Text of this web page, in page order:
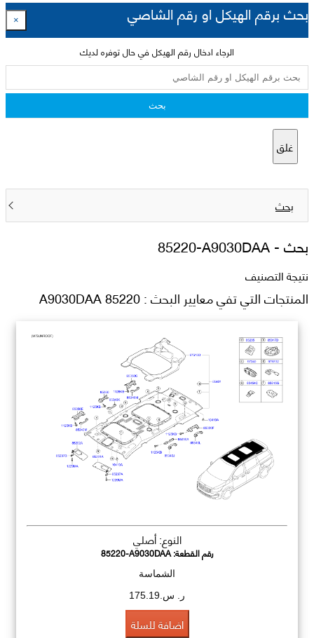
بحث برقم الهيكل او رقم الشاصي ×
الرجاء ادخال رقم الهيكل في حال توفره لديك
بحث
غلق
بحث
بحث -85220-A9030DAA
نتيجة التصنيف
المنتجات التي تفي معايير البحث : 85220 A9030DAA
النوع: أصلي
رقم القطعة:85220-A9030DAA
الشماسة
ر. س.175.19
اضافة للسلة